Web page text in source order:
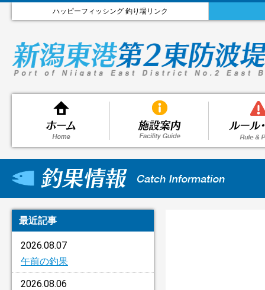
ハッピーフィッシング 釣り場リンク
最近記事
2026.08.07
午前の釣果
2026.08.06